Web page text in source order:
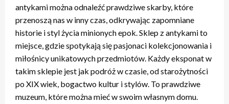
antykami można odnaleźć prawdziwe skarby, które
przenoszą nas w inny czas, odkrywając zapomniane
historie i styl życia minionych epok. Sklep z antykami to
miejsce, gdzie spotykają się pasjonaci kolekcjonowania i
miłośnicy unikatowych przedmiotów. Każdy eksponat w
takim sklepie jest jak podróż w czasie, od starożytności
po XIX wiek, bogactwo kultur i stylów. To prawdziwe
muzeum, które można mieć w swoim własnym domu.